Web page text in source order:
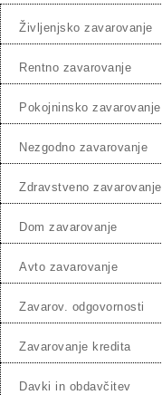
življenjsko zavarovanje
rentno zavarovanje
pokojninsko zavarovanje
nezgodno zavarovanje
zdravstveno zavarovanje
dom zavarovanje
avto zavarovanje
zavarov. odgovornosti
zavarovanje kredita
davki in obdavčitev